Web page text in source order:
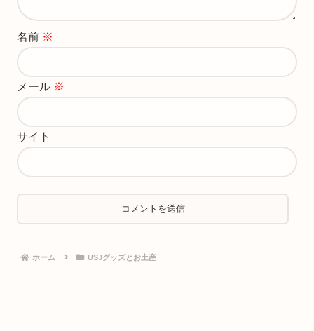
名前 ※
メール ※
サイト
ホーム USJグッズとお土産